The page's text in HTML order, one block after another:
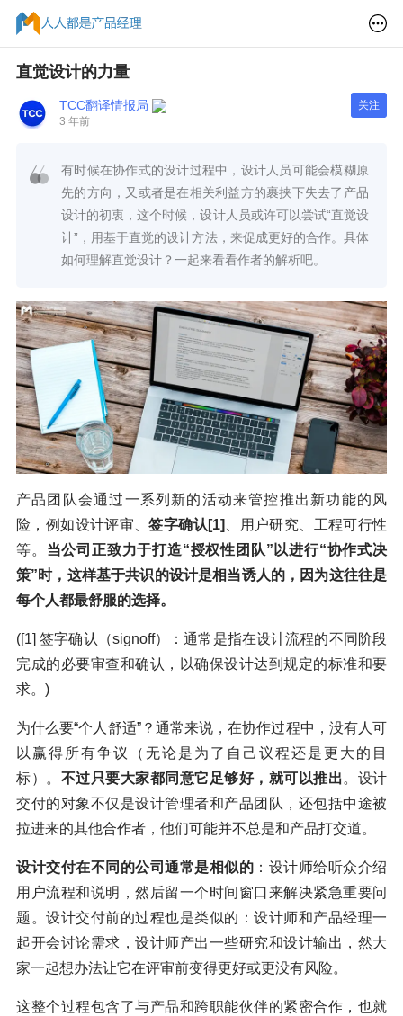
直觉设计的力量
TCC翻译情报局
3 年前
关注
有时候在协作式的设计过程中，设计人员可能会模糊原
先的方向，又或者是在相关利益方的裹挟下失去了产品
设计的初衷，这个时候，设计人员或许可以尝试“直觉设
计”，用基于直觉的设计方法，来促成更好的合作。具体
如何理解直觉设计？一起来看看作者的解析吧。
产品团队会通过一系列新的活动来管控推出新功能的风
险，例如设计评审、签字确认[1]
、用户研究、工程可行性
等。 当公司正致力于打造“授权性团队”以进行“协作式决
策”时，这样基于共识的设计是相当诱人的，因为这往往是
每个人都最舒服的选择。
([1] 签字确认（signoff）：通常是指在设计流程的不同阶段
完成的必要审查和确认，以确保设计达到规定的标准和要
求。)
为什么要“个人舒适”？通常来说，在协作过程中，没有人可
以赢得所有争议（无论是为了自己议程还是更大的目
标）。 不过只要大家都同意它足够好，就可以推出。设计
交付的对象不仅是设计管理者和产品团队，还包括中途被
拉进来的其他合作者，他们可能并不总是和产品打交道。
设计交付在不同的公司通常是相似的 ：设计师给听众介绍
用户流程和说明，然后留一个时间窗口来解决紧急重要问
题。设计交付前的过程也是类似的：设计师和产品经理一
起开会讨论需求，设计师产出一些研究和设计输出，然大
家一起想办法让它在评审前变得更好或更没有风险。
这整个过程包含了与产品和跨职能伙伴的紧密合作，也就